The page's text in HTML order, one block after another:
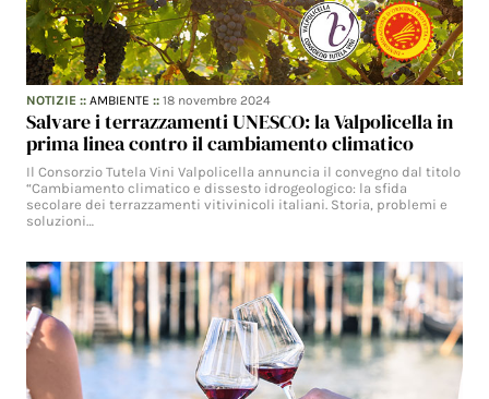
NOTIZIE ::AMBIENTE ::18 novembre 2024
Salvare i terrazzamenti UNESCO: la Valpolicella in
prima linea contro il cambiamento climatico
Il Consorzio Tutela Vini Valpolicella annuncia il convegno dal titolo
“Cambiamento climatico e dissesto idrogeologico: la sfida
secolare dei terrazzamenti vitivinicoli italiani. Storia, problemi e
soluzioni…